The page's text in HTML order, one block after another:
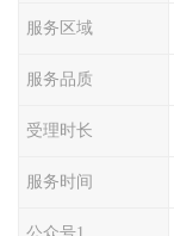
服务区域
服务品质
受理时长
服务时间
公众号1